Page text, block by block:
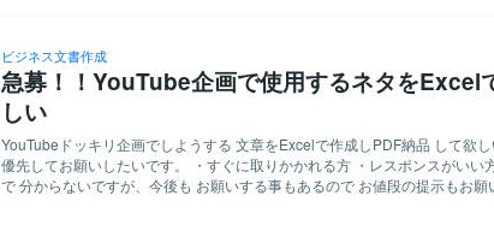
ビジネス文書作成
急募！！YouTube企画で使用するネタをExcel
しい
YouTubeドッキリ企画でしようする 文章をExcelで作成しPDF納品 して欲しいです！
優先してお願いしたいです。 ・すぐに取りかかれる方 ・レスポンスがいい方 予算は、はじめな
で 分からないですが、今後も お願いする事もあるので お値段の提示もお願